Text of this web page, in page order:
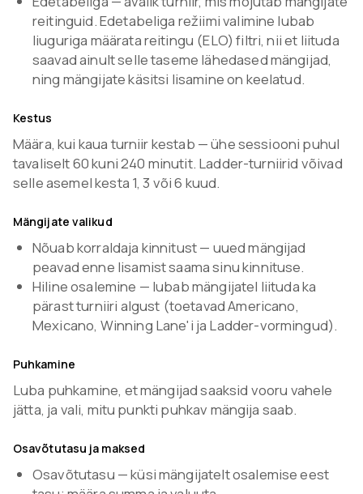
reitinguid. Edetabeliga režiimi valimine lubab
liuguriga määrata reitingu (ELO) filtri, nii et liituda
saavad ainult selle taseme lähedased mängijad,
ning mängijate käsitsi lisamine on keelatud.
Kestus
Määra, kui kaua turniir kestab — ühe sessiooni puhul
tavaliselt 60 kuni 240 minutit. Ladder-turniirid võivad
selle asemel kesta 1, 3 või 6 kuud.
Mängijate valikud
Nõuab korraldaja kinnitust — uued mängijad
peavad enne lisamist saama sinu kinnituse.
Hiline osalemine — lubab mängijatel liituda ka
pärast turniiri algust (toetavad Americano,
Mexicano, Winning Lane'i ja Ladder-vormingud).
Puhkamine
Luba puhkamine, et mängijad saaksid vooru vahele
jätta, ja vali, mitu punkti puhkav mängija saab.
Osavõtutasu ja maksed
Osavõtutasu — küsi mängijatelt osalemise eest